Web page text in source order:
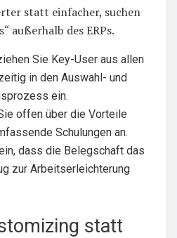
statt einfacher, suchen
außerhalb des ERPs.
Sie Key-User aus allen
in den Auswahl- und
ein.
offen über die Vorteile
Schulungen an.
dass die Belegschaft das
zur Arbeitserleichterung
statt